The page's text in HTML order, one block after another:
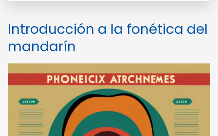
Introducción a la fonética del
mandarín